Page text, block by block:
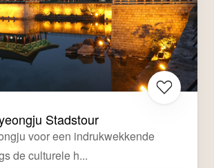
Stadstour
voor een indrukwekkende
de culturele h...